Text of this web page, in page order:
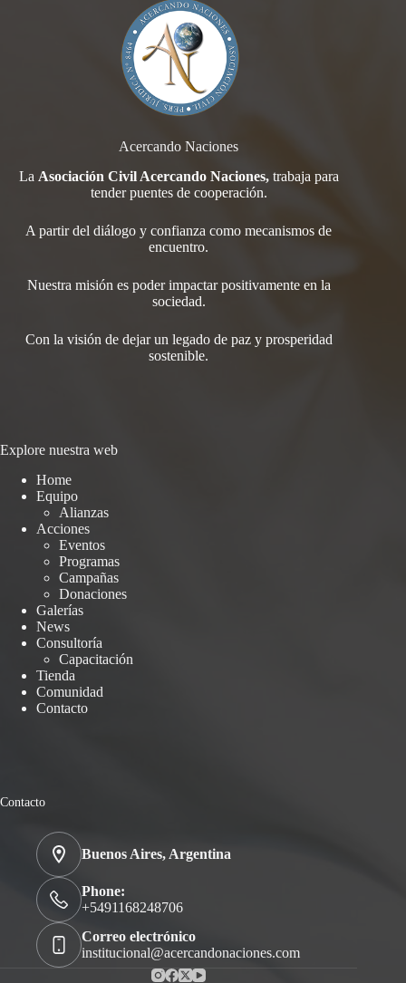
Acercando Naciones
La Asociación Civil Acercando Naciones,trabaja para
tenderpuentes de cooperación.
A partir del diálogo y confianza como mecanismos de
encuentro.
Nuestra misión es poder impactar positivamente en la
sociedad.
Con la visión de dejar un legado de paz y prosperidad
sostenible.
Explore nuestra web
Home
Equipo
Alianzas
Acciones
Eventos
Programas
Campañas
Donaciones
Galerías
News
Consultoría
Capacitación
Tienda
Comunidad
Contacto
Contacto
Buenos Aires, Argentina
Phone:
+5491168248706
Correo electrónico
institucional@acercandonaciones.com